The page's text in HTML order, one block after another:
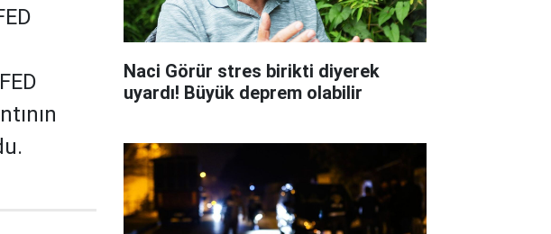
Naci Görür stres birikti diyerek
uyardı! Büyük deprem olabilir